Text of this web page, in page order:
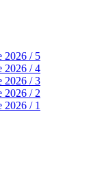
2026 / 5
2026 / 4
2026 / 3
2026 / 2
2026 / 1